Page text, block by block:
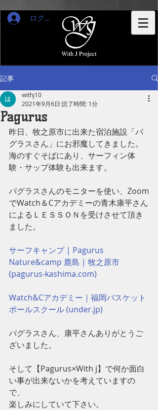
ログイン
記事
Pagurus
withj10
2021年9月6日 読了時間: 1分
昨日、牧之原市に出来た宿泊施設「パ
グラスさん」にお邪魔してきました。
海のすぐそばにあり、サーフィン体
験・サップ体験も出来ます。
パグラスさんのモニターを使い、Zoom
でWatch＆Cアカデミーの青木康平さん
によるＬＥＳＳＯＮを受けさせて頂き
ました。
サーフキャンプ | Pagurus
Nature&camp 鹿島 | 牧之原市
(pagurus-kashima.com)
Watch&Cアカデミー｜福岡バスケット
ボールスクール (under.jp)
パグラスさん、康平さんありがとうご
ざいました。
そして【Pagurus×With j】で何か面白
い事が出来ないかを考えていますの
で、
楽しみにしていて下さい。